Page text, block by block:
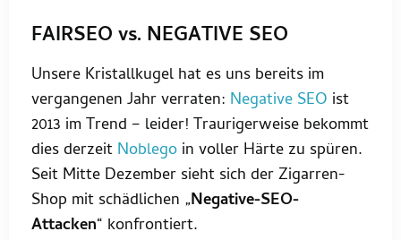
FAIRSEO vs. NEGATIVE SEO
Unsere Kristallkugel hat es uns bereits im
vergangenen Jahr verraten: Negative SEO ist
2013 im Trend – leider! Traurigerweise bekommt
dies derzeit Noblego in voller Härte zu spüren.
Seit Mitte Dezember sieht sich der Zigarren-
Shop mit schädlichen „Negative-SEO-
Attacken“ konfrontiert.